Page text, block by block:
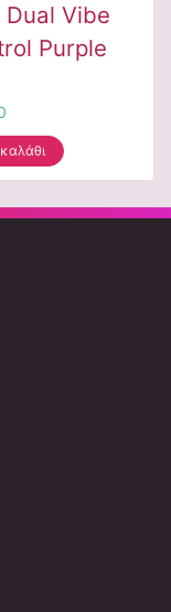
Vibe
Purple